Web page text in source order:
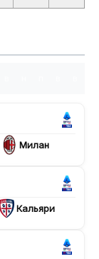
Милан
Кальяри